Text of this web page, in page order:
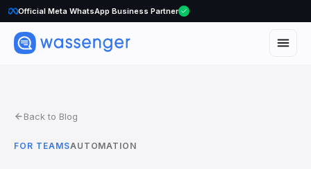
Official Meta WhatsApp Business Partner
Back to Blog
FOR TEAMSAUTOMATION